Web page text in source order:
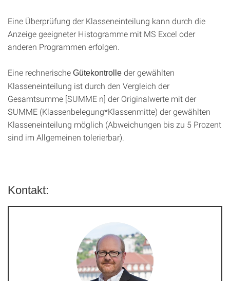
Eine Überprüfung der Klasseneinteilung kann durch die
Anzeige geeigneter Histogramme mit MS Excel oder
anderen Programmen erfolgen.
Eine rechnerische Gütekontrolle der gewählten
Klasseneinteilung ist durch den Vergleich der
Gesamtsumme [SUMME n] der Originalwerte mit der
SUMME (Klassenbelegung*Klassenmitte) der gewählten
Klasseneinteilung möglich (Abweichungen bis zu 5 Prozent
sind im Allgemeinen tolerierbar).
Kontakt: